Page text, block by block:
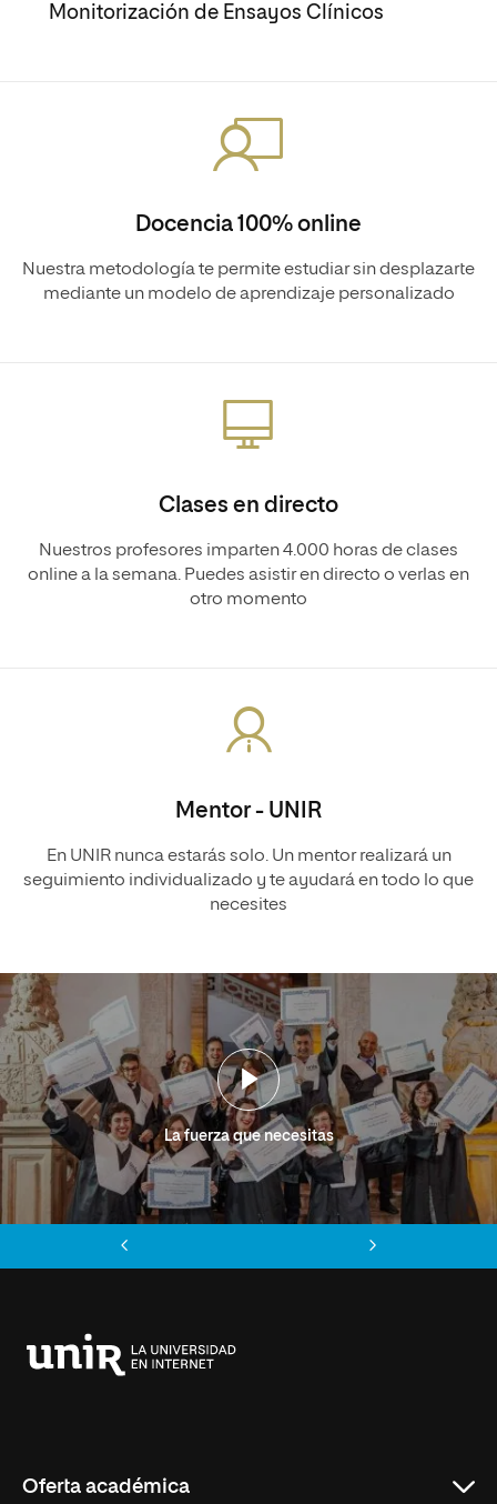
Monitorización de Ensayos Clínicos
Docencia 100% online
Nuestra metodología te permite estudiar sin desplazarte
mediante un modelo de aprendizaje personalizado
Clases en directo
Nuestros profesores imparten 4.000 horas de clases
online a la semana. Puedes asistir en directo o verlas en
otro momento
Mentor - UNIR
En UNIR nunca estarás solo. Un mentor realizará un
seguimiento individualizado y te ayudará en todo lo que
necesites
La fuerza que necesitas
Oferta académica